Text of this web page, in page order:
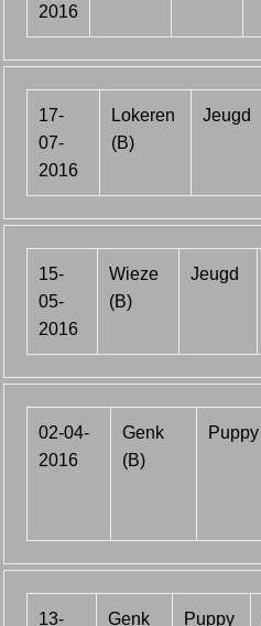
2016
17-
07-
2016
Lokeren
(B)
Jeugd
15-
05-
2016
Wieze
(B)
Jeugd
02-04-
2016
Genk
(B)
Puppy
13-
Genk
Puppy